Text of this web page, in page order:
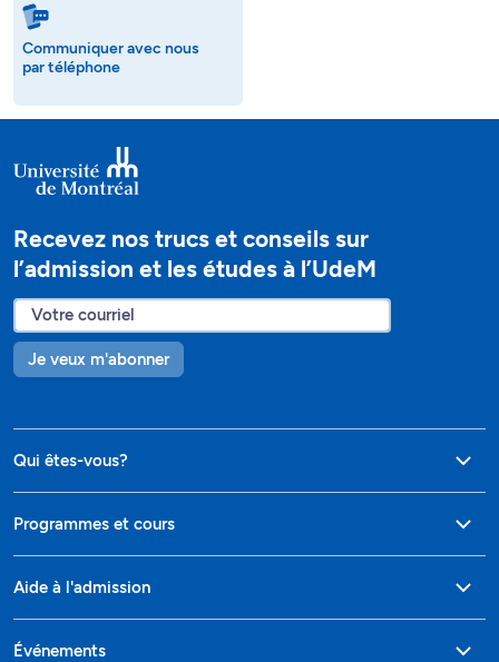
Communiquer avec nous
par téléphone
Recevez nos trucs et conseils sur
l’admission et les études à l’UdeM
Je veux m'abonner
Qui êtes-vous?
Programmes et cours
Aide à l'admission
Événements